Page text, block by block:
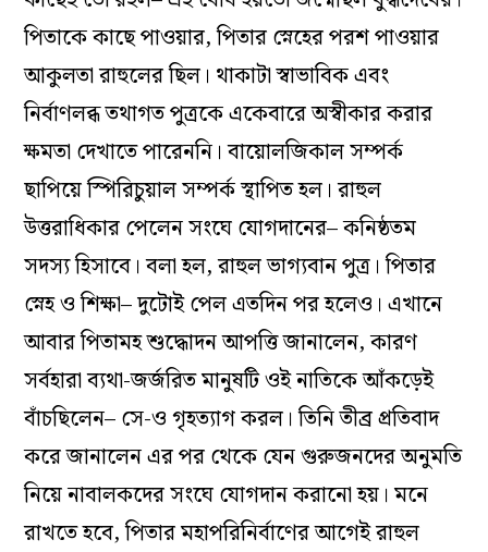
পিতাকে কাছে পাওয়ার, পিতার স্নেহের পরশ পাওয়ার
আকুলতা রাহুলের ছিল। থাকাটা স্বাভাবিক এবং
নির্বাণলব্ধ তথাগত পুত্রকে একেবারে অস্বীকার করার
ক্ষমতা দেখাতে পারেননি। বায়োলজিকাল সম্পর্ক
ছাপিয়ে স্পিরিচুয়াল সম্পর্ক স্থাপিত হল। রাহুল
উত্তরাধিকার পেলেন সংঘে যোগদানের– কনিষ্ঠতম
সদস্য হিসাবে। বলা হল, রাহুল ভাগ্যবান পুত্র। পিতার
স্নেহ ও‌ শিক্ষা– দুটোই পেল এতদিন পর হলেও। এখানে
আবার পিতামহ শুদ্ধোদন আপত্তি জানালেন, কারণ
সর্বহারা ব্যথা-জর্জরিত মানুষটি ওই নাতিকে আঁকড়েই
বাঁচছিলেন– সে-ও গৃহত্যাগ করল। তিনি তীব্র প্রতিবাদ
করে জানালেন এর পর থেকে যেন গুরুজনদের অনুমতি
নিয়ে নাবালকদের সংঘে যোগদান করানো হয়। মনে
রাখতে হবে, পিতার মহাপরিনির্বাণের আগেই রাহুল